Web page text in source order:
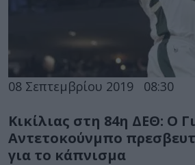
08 Σεπτεμβρίου 2019 08:30
Κικίλιας στη 84η ΔΕΘ: Ο
Αντετοκούνμπο
για το κάπνισμα